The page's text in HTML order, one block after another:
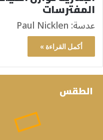
المفترسات
عدسة: Paul Nicklen
أكمل القراءة »
الطقس